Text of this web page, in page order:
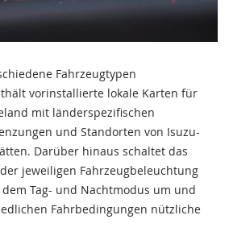
Fahrzeugtypen
vorinstallierte lokale Karten für
mit länderspezifischen
und Standorten von Isuzu-
Darüber hinaus schaltet das
jeweiligen Fahrzeugbeleuchtung
Tag- und Nachtmodus um und
Fahrbedingungen nützliche